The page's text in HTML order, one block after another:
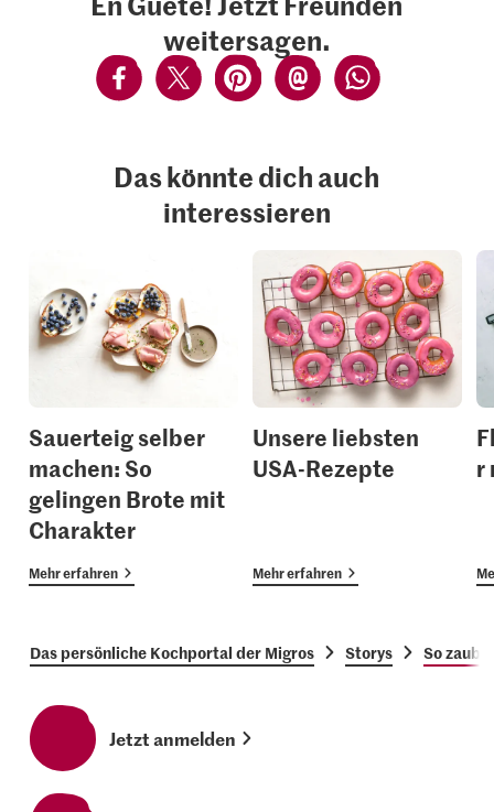
weitersagen.
Das könnte dich auch
interessieren
Sauerteig selber
machen: So
gelingen Brote mit
Charakter
Mehr erfahren
Unsere liebsten
USA-Rezepte
Mehr erfahren
r
Das persönliche Kochportal der Migros Storys So
Jetzt anmelden